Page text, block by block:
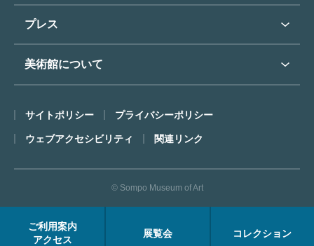
ご利用案内
アクセス
展覧会 コレクション
フロアマップ
ミュージアムショップ
カフェ
博物館実習について
東郷⻘児作品著作権申請
お知らせトップ
プレス
プレスリリーストップ
美術館について
ごあいさつ
コンセプト
沿革
FACEアーカイブス
サイトポリシー プライバシーポリシー
ウェブアクセシビリティ 関連リンク
© Sompo Museum of Art